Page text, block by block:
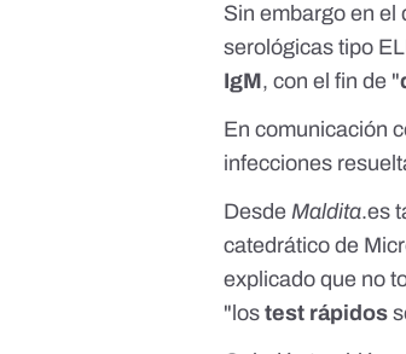
Sin embargo en el
serológicas tipo
IgM, con el fin de "
En comunicación
infecciones
DesdeMaldita.es
catedrático de
explicado que no
"lostest rápidos